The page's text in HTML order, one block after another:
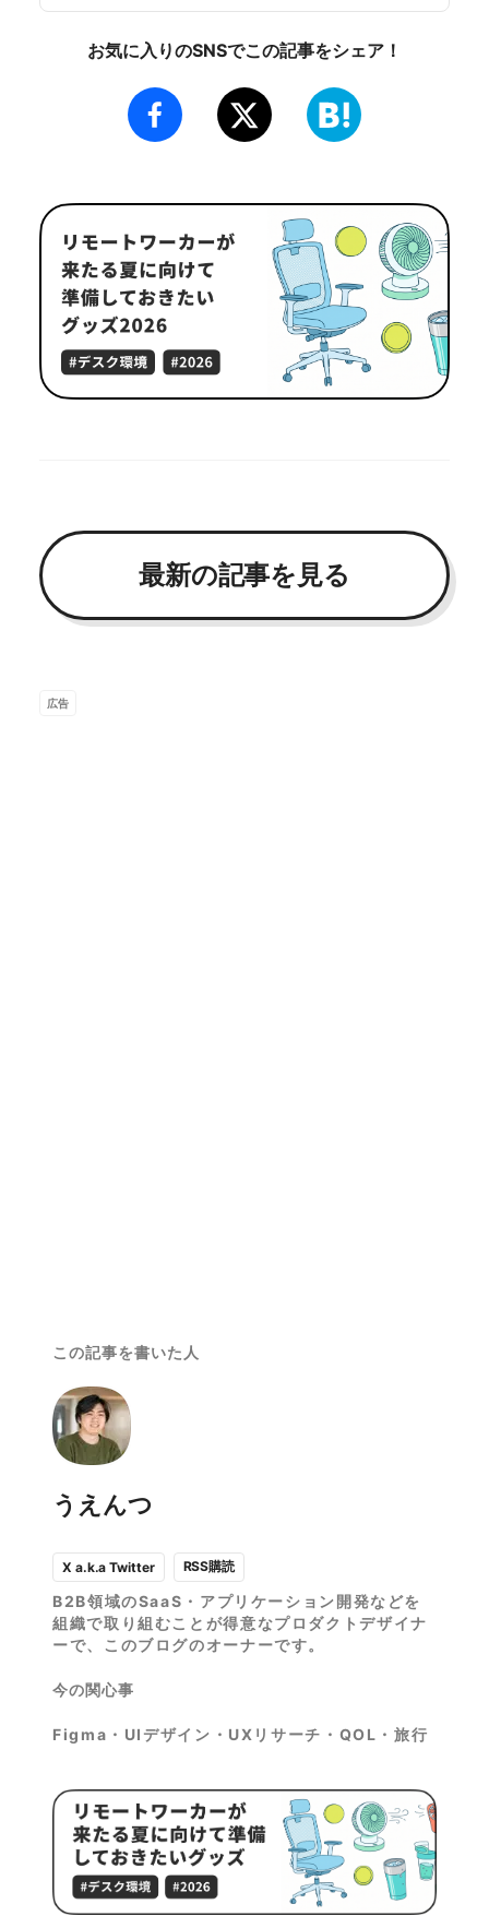
やディスカッションでテキストエディタなどで溜めた箇条書
前準備や作業効率化に役立ちます。...続きを読む
お気に入りのSNSでこの記事をシェア！
最新の記事を見る
広告
この記事を書いた人
うえんつ
X a.k.a Twitter RSS購読
B2B領域のSaaS・アプリケーション開発などを
組織で取り組むことが得意なプロダクトデザイナ
ーで、このブログのオーナーです。
今の関心事
Figma・UIデザイン・UXリサーチ・QOL・旅行